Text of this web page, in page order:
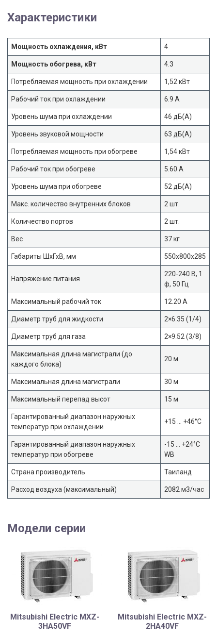
Характеристики
Мощность охлаждения, кВт 4
Мощность обогрева, кВт 4.3
Потребляемая мощность при охлаждении 1,52 кВт
Рабочий ток при охлаждении 6.9 А
Уровень шума при охлаждении 46 дБ(А)
Уровень звуковой мощности 63 дБ(А)
Потребляемая мощность при обогреве 1,54 кВт
Рабочий ток при обогреве 5.60 А
Уровень шума при обогреве 52 дБ(А)
Макс. количество внутренних блоков 2 шт.
Количество портов 2 шт.
Вес 37 кг
Габариты ШхГхВ, мм 550x800x285
Напряжение питания
220-240 В, 1
ф, 50 Гц
Максимальный рабочий ток 12.20 А
Диаметр труб для жидкости 2×6.35 (1/4)
Диаметр труб для газа 2×9.52 (3/8)
Максимальная длина магистрали (до
каждого блока)
20 м
Максимальная длина магистрали 30 м
Максимальный перепад высот 15 м
Гарантированный диапазон наружных
температур при охлаждении
+15 … +46°C
Гарантированный диапазон наружных
температур при обогреве
-15 … +24°C
WB
Страна производитель Таиланд
Расход воздуха (максимальный) 2082 м3/час
Модели серии
Mitsubishi Electric MXZ-
3HA50VF
Mitsubishi Electric MXZ-
2HA40VF